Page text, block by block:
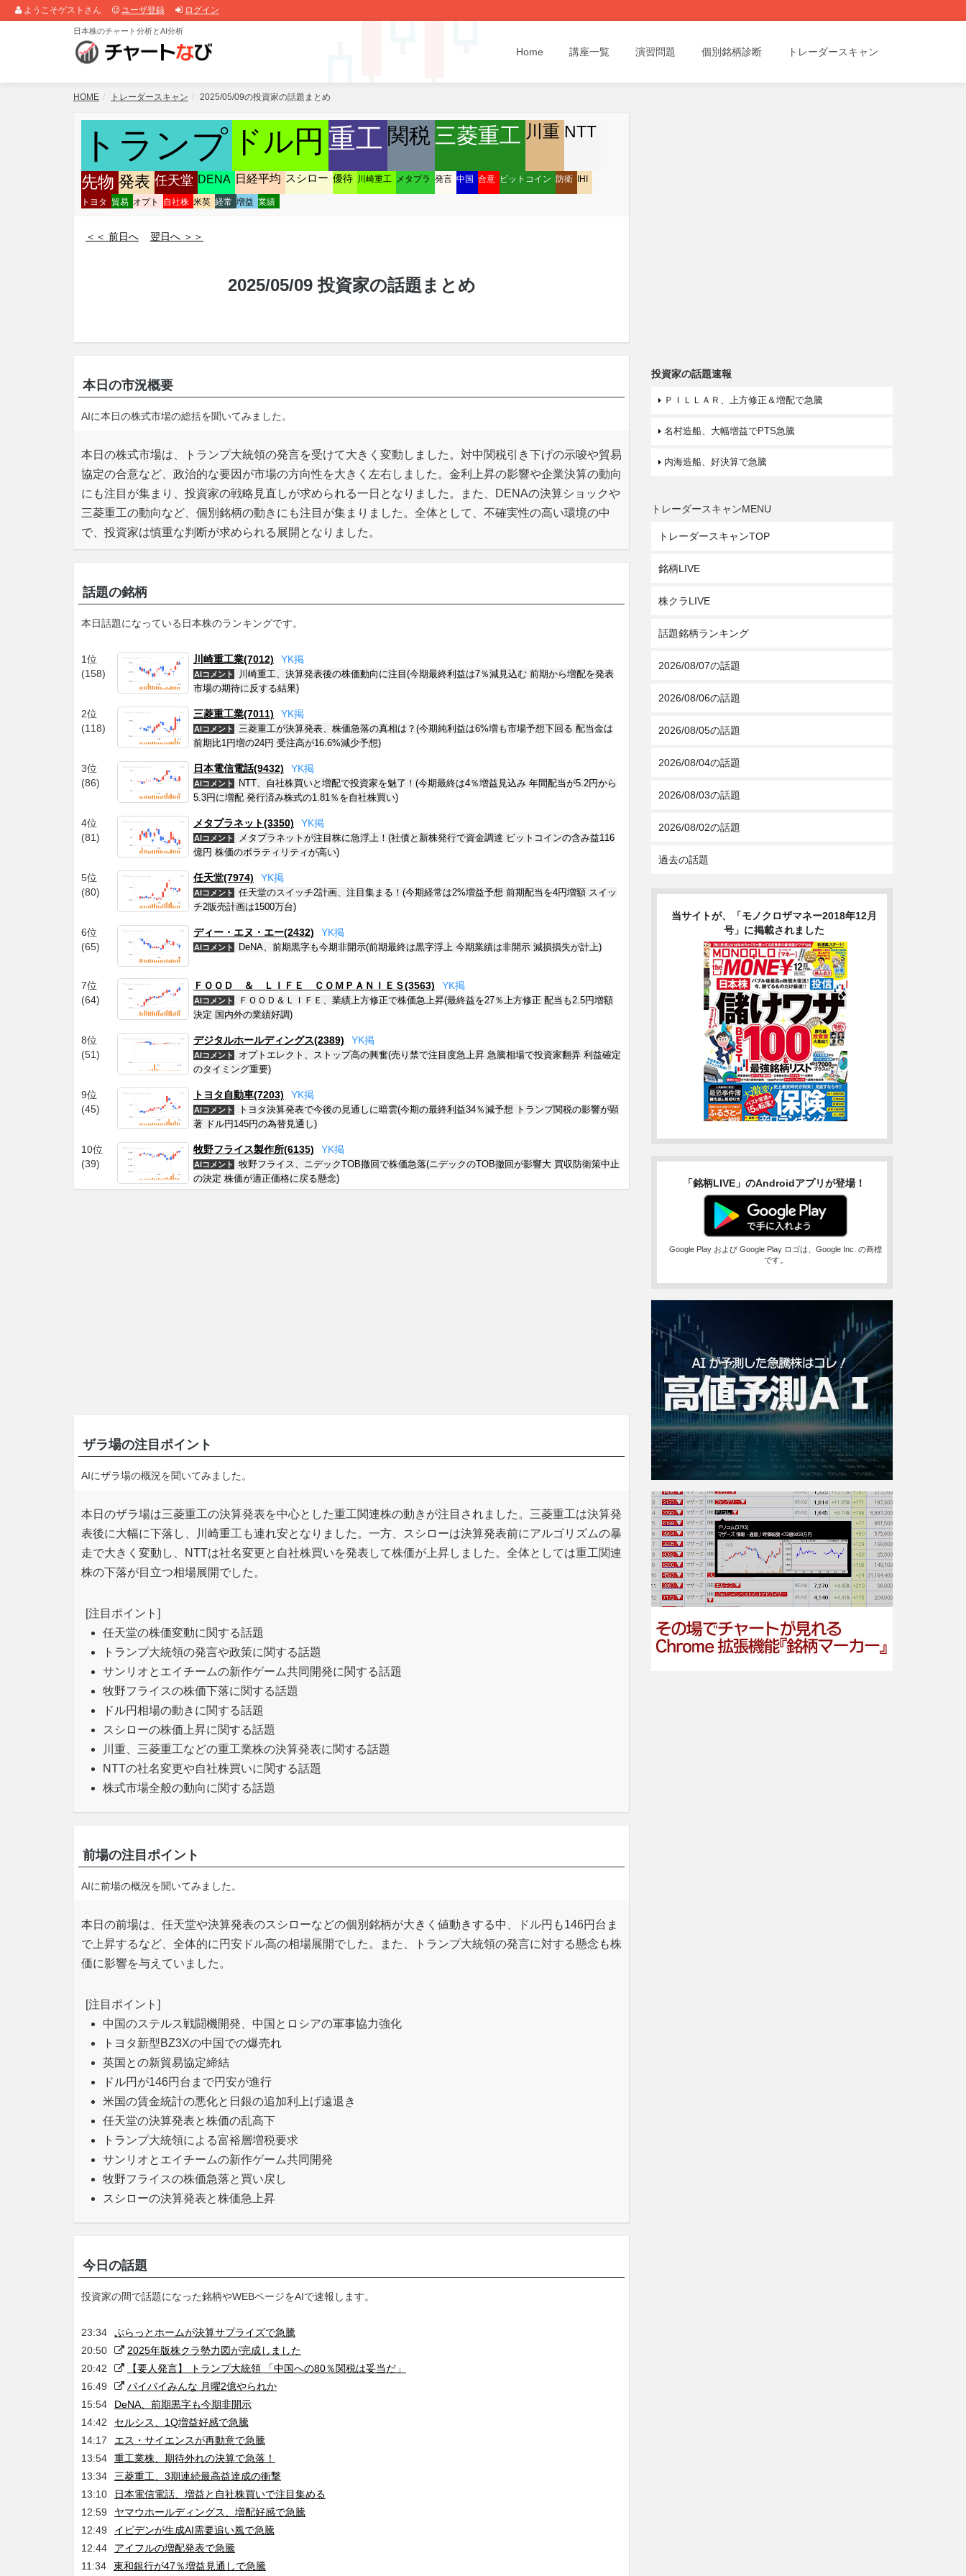
ようこそゲストさん ユーザ登録 ログイン
日本株のチャート分析とAI分析
Home 講座一覧 演習問題 個別銘柄診断 トレーダースキャン
HOME トレーダースキャン 2025/05/09の投資家の話題まとめ
トランプ ドル円 重工 関税 三菱重工 川重 NTT
先物 発表 任天堂 DENA 日経平均 スシロー 優待 川崎重工 メタプラ 発言 中国 合意 ビットコイン 防衛 IHI
トヨタ 貿易 オプト 自社株 米英 経常 増益 業績
＜＜ 前日へ 翌日へ ＞＞
2025/05/09 投資家の話題まとめ
本日の市況概要
AIに本日の株式市場の総括を聞いてみました。
本日の株式市場は、トランプ大統領の発言を受けて大きく変動しました。対中関税引き下げの示唆や貿易
協定の合意など、政治的な要因が市場の方向性を大きく左右しました。金利上昇の影響や企業決算の動向
にも注目が集まり、投資家の戦略見直しが求められる一日となりました。また、DENAの決算ショックや
三菱重工の動向など、個別銘柄の動きにも注目が集まりました。全体として、不確実性の高い環境の中
で、投資家は慎重な判断が求められる展開となりました。
話題の銘柄
本日話題になっている日本株のランキングです。
1位
(158)
川崎重工業(7012) YK掲
AIコメント
川崎重工、決算発表後の株価動向に注目(今期最終利益は7％減見込む 前期から増配を発表
市場の期待に反する結果)
2位
(118)
三菱重工業(7011) YK掲
AIコメント
三菱重工が決算発表、株価急落の真相は？(今期純利益は6%増も市場予想下回る 配当金は
前期比1円増の24円 受注高が16.6%減少予想)
3位
(86)
日本電信電話(9432) YK掲
AIコメント
NTT、自社株買いと増配で投資家を魅了！(今期最終は4％増益見込み 年間配当が5.2円から
5.3円に増配 発行済み株式の1.81％を自社株買い)
4位
(81)
メタプラネット(3350) YK掲
AIコメント
メタプラネットが注目株に急浮上！(社債と新株発行で資金調達 ビットコインの含み益116
億円 株価のボラティリティが高い)
5位
(80)
任天堂(7974) YK掲
AIコメント
任天堂のスイッチ2計画、注目集まる！(今期経常は2%増益予想 前期配当を4円増額 スイッ
チ2販売計画は1500万台)
6位
(65)
ディー・エヌ・エー(2432) YK掲
AIコメント DeNA、前期黒字も今期非開示(前期最終は黒字浮上 今期業績は非開示 減損損失が計上)
7位
(64)
ＦＯＯＤ ＆ ＬＩＦＥ ＣＯＭＰＡＮＩＥＳ(3563) YK掲
AIコメント
ＦＯＯＤ＆ＬＩＦＥ、業績上方修正で株価急上昇(最終益を27％上方修正 配当も2.5円増額
決定 国内外の業績好調)
8位
(51)
デジタルホールディングス(2389) YK掲
AIコメント
オプトエレクト、ストップ高の興奮(売り禁で注目度急上昇 急騰相場で投資家翻弄 利益確定
のタイミング重要)
9位
(45)
トヨタ自動車(7203) YK掲
AIコメント
トヨタ決算発表で今後の見通しに暗雲(今期の最終利益34％減予想 トランプ関税の影響が顕
著 ドル円145円の為替見通し)
10位
(39)
牧野フライス製作所(6135) YK掲
AIコメント
牧野フライス、ニデックTOB撤回で株価急落(ニデックのTOB撤回が影響大 買収防衛策中止
の決定 株価が適正価格に戻る懸念)
ザラ場の注目ポイント
AIにザラ場の概況を聞いてみました。
本日のザラ場は三菱重工の決算発表を中心とした重工関連株の動きが注目されました。三菱重工は決算発
表後に大幅に下落し、川崎重工も連れ安となりました。一方、スシローは決算発表前にアルゴリズムの暴
走で大きく変動し、NTTは社名変更と自社株買いを発表して株価が上昇しました。全体としては重工関連
株の下落が目立つ相場展開でした。
[注目ポイント]
任天堂の株価変動に関する話題
トランプ大統領の発言や政策に関する話題
サンリオとエイチームの新作ゲーム共同開発に関する話題
牧野フライスの株価下落に関する話題
ドル円相場の動きに関する話題
スシローの株価上昇に関する話題
川重、三菱重工などの重工業株の決算発表に関する話題
NTTの社名変更や自社株買いに関する話題
株式市場全般の動向に関する話題
前場の注目ポイント
AIに前場の概況を聞いてみました。
本日の前場は、任天堂や決算発表のスシローなどの個別銘柄が大きく値動きする中、ドル円も146円台ま
で上昇するなど、全体的に円安ドル高の相場展開でした。また、トランプ大統領の発言に対する懸念も株
価に影響を与えていました。
[注目ポイント]
中国のステルス戦闘機開発、中国とロシアの軍事協力強化
トヨタ新型BZ3Xの中国での爆売れ
英国との新貿易協定締結
ドル円が146円台まで円安が進行
米国の賃金統計の悪化と日銀の追加利上げ遠退き
任天堂の決算発表と株価の乱高下
トランプ大統領による富裕層増税要求
サンリオとエイチームの新作ゲーム共同開発
牧野フライスの株価急落と買い戻し
スシローの決算発表と株価急上昇
今日の話題
投資家の間で話題になった銘柄やWEBページをAIで速報します。
23:34
ぷらっとホームが決算サプライズで急騰
20:50
2025年版株クラ勢力図が完成しました
20:42
【要人発言】 トランプ大統領 「中国への80％関税は妥当だ」
16:49
バイバイみんな 月曜2億やられか
15:54
DeNA、前期黒字も今期非開示
14:42
セルシス、1Q増益好感で急騰
14:17
エス・サイエンスが再動意で急騰
13:54
重工業株、期待外れの決算で急落！
13:34
三菱重工、3期連続最高益達成の衝撃
13:10
日本電信電話、増益と自社株買いで注目集める
12:59
ヤマウホールディングス、増配好感で急騰
12:49
イビデンが生成AI需要追い風で急騰
12:44
アイフルの増配発表で急騰
11:34
東和銀行が47％増益見通しで急騰
投資家の話題速報
ＰＩＬＬＡＲ、上方修正＆増配で急騰
名村造船、大幅増益でPTS急騰
内海造船、好決算で急騰
トレーダースキャンMENU
トレーダースキャンTOP
銘柄LIVE
株クラLIVE
話題銘柄ランキング
2026/08/07の話題
2026/08/06の話題
2026/08/05の話題
2026/08/04の話題
2026/08/03の話題
2026/08/02の話題
過去の話題
当サイトが、「モノクロザマネー2018年12月
号」に掲載されました
「銘柄LIVE」のAndroidアプリが登場！
Google Play および Google Play ロゴは、Google Inc. の商標
です。